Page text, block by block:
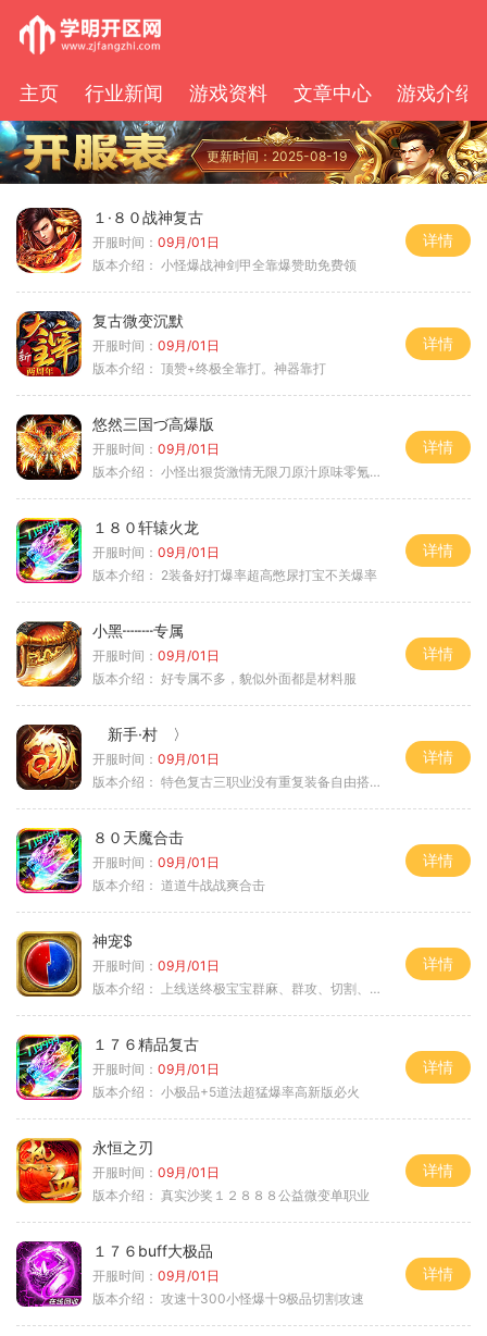
主页 行业新闻 游戏资料 文章中心 游戏介绍
更新时间：2025-08-19
１·８０战神复古
开服时间： 09月/01日
版本介绍： 小怪爆战神剑甲全靠爆赞助免费领
详情
复古微变沉默
开服时间： 09月/01日
版本介绍： 顶赞+终极全靠打。神器靠打
详情
悠然三国づ高爆版
开服时间： 09月/01日
版本介绍： 小怪出狠货激情无限刀原汁原味零氪通关
详情
１８０轩辕火龙
开服时间： 09月/01日
版本介绍： 2装备好打爆率超高憋尿打宝不关爆率
详情
小黑┉┉专属
开服时间： 09月/01日
版本介绍： 好专属不多，貌似外面都是材料服
详情
新手·村 〉
开服时间： 09月/01日
版本介绍： 特色复古三职业没有重复装备自由搭配私
详情
８０天魔合击
开服时间： 09月/01日
版本介绍： 道道牛战战爽合击
详情
神宠$
开服时间： 09月/01日
版本介绍：
上线送终极宝宝群麻、群攻、切割、吸血
详情
１７６精品复古
开服时间： 09月/01日
版本介绍： 小极品+5道法超猛爆率高新版必火
详情
永恒之刃
开服时间： 09月/01日
版本介绍： 真实沙奖１２８８８公益微变单职业
详情
１７６buff大极品
开服时间： 09月/01日
版本介绍： 攻速十300小怪爆十9极品切割攻速
详情